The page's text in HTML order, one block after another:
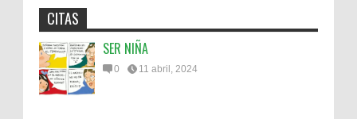
CITAS
SER NIÑA
0 11 abril, 2024